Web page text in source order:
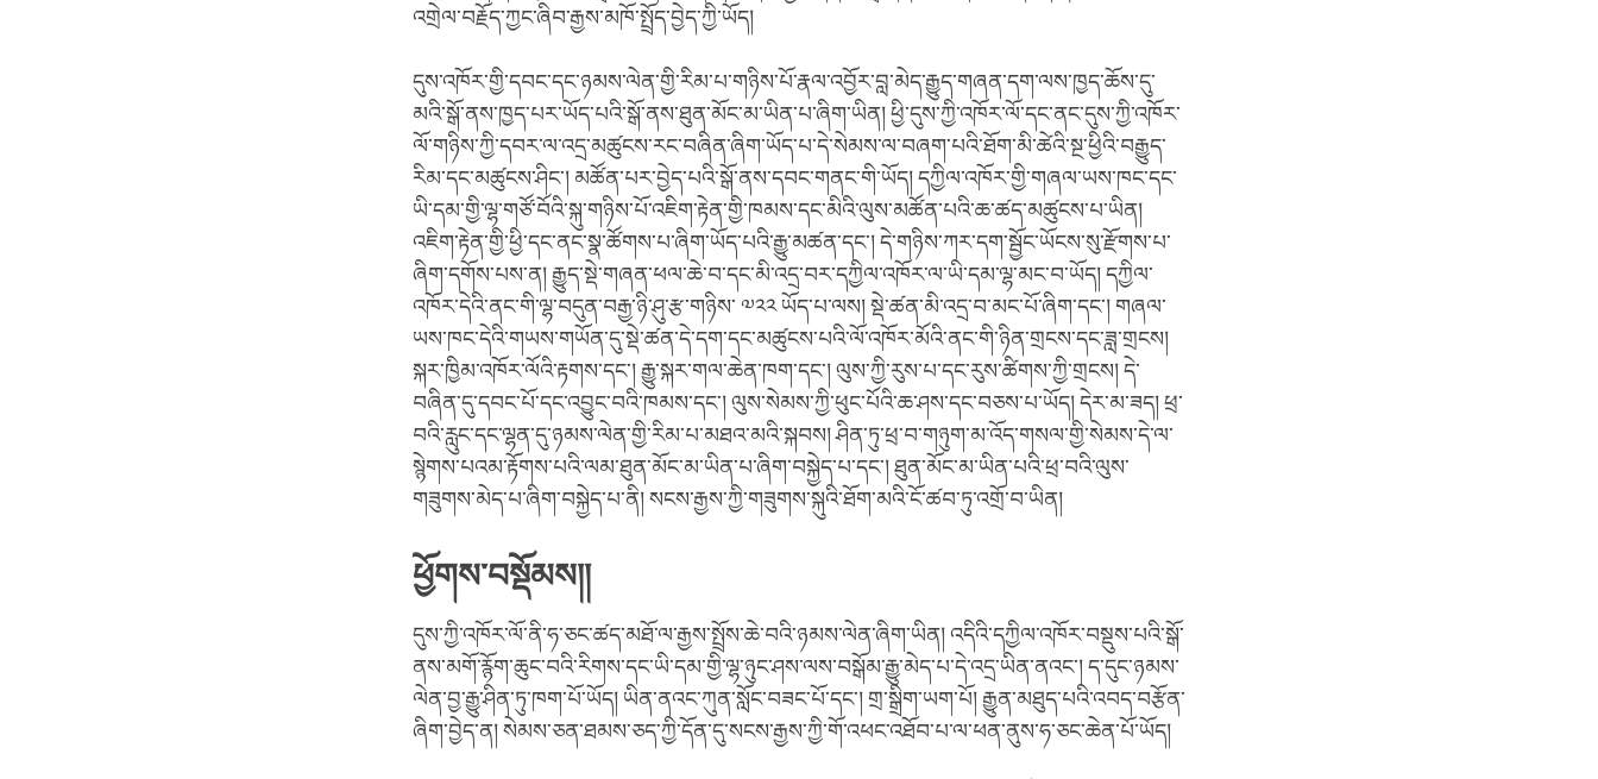
འགྲེལ་བརྗོད་ཀྱང་ཞིབ་རྒྱས་མཁོ་སྤྲོད་བྱེད་ཀྱི་ཡོད།
དུས་འཁོར་གྱི་དབང་དང་ཉམས་ལེན་གྱི་རིམ་པ་གཉིས་པོ་རྣལ་འབྱོར་བླ་མེད་རྒྱུད་གཞན་དག་ལས་ཁྱད་ཆོས་དུ་
མའི་སྒོ་ནས་ཁྱད་པར་ཡོད་པའི་སྒོ་ནས་ཐུན་མོང་མ་ཡིན་པ་ཞིག་ཡིན། ཕྱི་དུས་ཀྱི་འཁོར་ལོ་དང་ནང་དུས་ཀྱི་འཁོར་
ལོ་གཉིས་ཀྱི་དབར་ལ་འདྲ་མཚུངས་རང་བཞིན་ཞིག་ཡོད་པ་དེ་སེམས་ལ་བཞག་པའི་ཐོག་མི་ཚེའི་སྔ་ཕྱིའི་བརྒྱུད་
རིམ་དང་མཚུངས་ཤིང་། མཚོན་པར་བྱེད་པའི་སྒོ་ནས་དབང་གནང་གི་ཡོད། དཀྱིལ་འཁོར་གྱི་གཞལ་ཡས་ཁང་དང་
ཡི་དམ་གྱི་ལྷ་གཙོ་བོའི་སྐུ་གཉིས་པོ་འཇིག་རྟེན་གྱི་ཁམས་དང་མིའི་ལུས་མཚོན་པའི་ཆ་ཚད་མཚུངས་པ་ཡིན།
འཇིག་རྟེན་གྱི་ཕྱི་དང་ནང་སྣ་ཚོགས་པ་ཞིག་ཡོད་པའི་རྒྱུ་མཚན་དང་། དེ་གཉིས་ཀར་དག་སྦྱོང་ཡོངས་སུ་རྫོགས་པ་
ཞིག་དགོས་པས་ན། རྒྱུད་སྡེ་གཞན་ཕལ་ཆེ་བ་དང་མི་འདྲ་བར་དཀྱིལ་འཁོར་ལ་ཡི་དམ་ལྷ་མང་བ་ཡོད། དཀྱིལ་
འཁོར་དེའི་ནང་གི་ལྷ་བདུན་བརྒྱ་ཉི་ཤུ་རྩ་གཉིས་ ༧༢༢ ཡོད་པ་ལས། སྡེ་ཚན་མི་འདྲ་བ་མང་པོ་ཞིག་དང་། གཞལ་
ཡས་ཁང་དེའི་གཡས་གཡོན་དུ་སྡེ་ཚན་དེ་དག་དང་མཚུངས་པའི་ལོ་འཁོར་མོའི་ནང་གི་ཉིན་གྲངས་དང་ཟླ་གྲངས།
སྐར་ཁྱིམ་འཁོར་ལོའི་རྟགས་དང་། རྒྱུ་སྐར་གལ་ཆེན་ཁག་དང་། ལུས་ཀྱི་རུས་པ་དང་རུས་ཚིགས་ཀྱི་གྲངས། དེ་
བཞིན་དུ་དབང་པོ་དང་འབྱུང་བའི་ཁམས་དང་། ལུས་སེམས་ཀྱི་ཕུང་པོའི་ཆ་ཤས་དང་བཅས་པ་ཡོད། དེར་མ་ཟད། ཕྲ་
བའི་རླུང་དང་ལྷན་དུ་ཉམས་ལེན་གྱི་རིམ་པ་མཐའ་མའི་སྐབས། ཤིན་ཏུ་ཕྲ་བ་གཉུག་མ་འོད་གསལ་གྱི་སེམས་དེ་ལ་
སྙེགས་པའམ་རྟོགས་པའི་ལམ་ཐུན་མོང་མ་ཡིན་པ་ཞིག་བསྐྱེད་པ་དང་། ཐུན་མོང་མ་ཡིན་པའི་ཕྲ་བའི་ལུས་
གཟུགས་མེད་པ་ཞིག་བསྐྱེད་པ་ནི། སངས་རྒྱས་ཀྱི་གཟུགས་སྐུའི་ཐོག་མའི་ངོ་ཚབ་ཏུ་འགྲོ་བ་ཡིན།
ཕྱོགས་བསྡོམས།།
དུས་ཀྱི་འཁོར་ལོ་ནི་ཧ་ཅང་ཚད་མཐོ་ལ་རྒྱས་སྤྲོས་ཆེ་བའི་ཉམས་ལེན་ཞིག་ཡིན། འདིའི་དཀྱིལ་འཁོར་བསྡུས་པའི་སྒོ་
ནས་མགོ་རྙོག་ཆུང་བའི་རིགས་དང་ཡི་དམ་གྱི་ལྷ་ཉུང་ཤས་ལས་བསྒོམ་རྒྱུ་མེད་པ་དེ་འདྲ་ཡིན་ནའང་། ད་དུང་ཉམས་
ལེན་བྱ་རྒྱུ་ཤིན་ཏུ་ཁག་པོ་ཡོད། ཡིན་ནའང་ཀུན་སློང་བཟང་པོ་དང་། གྲ་སྒྲིག་ཡག་པོ། རྒྱུན་མཐུད་པའི་འབད་བརྩོན་
ཞིག་བྱེད་ན། སེམས་ཅན་ཐམས་ཅད་ཀྱི་དོན་དུ་སངས་རྒྱས་ཀྱི་གོ་འཕང་འཐོབ་པ་ལ་ཕན་ནུས་ཧ་ཅང་ཆེན་པོ་ཡོད།